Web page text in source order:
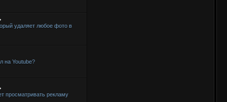
удаляет любое фото в
на Youtube?
просматривать рекламу